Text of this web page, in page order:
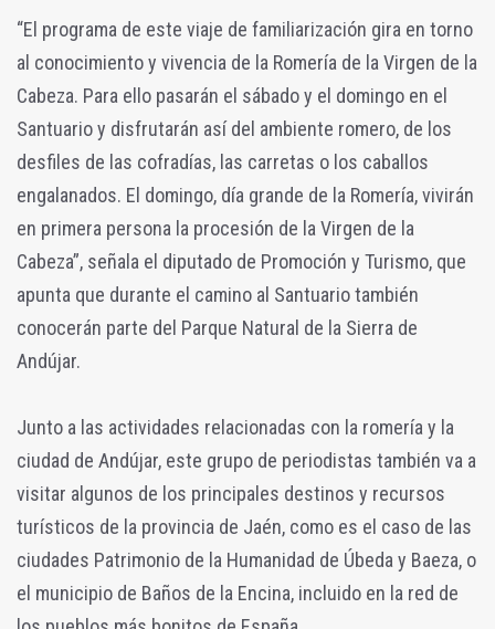
“El programa de este viaje de familiarización gira en torno
al conocimiento y vivencia de la Romería de la Virgen de la
Cabeza. Para ello pasarán el sábado y el domingo en el
Santuario y disfrutarán así del ambiente romero, de los
desfiles de las cofradías, las carretas o los caballos
engalanados. El domingo, día grande de la Romería, vivirán
en primera persona la procesión de la Virgen de la
Cabeza”, señala el diputado de Promoción y Turismo, que
apunta que durante el camino al Santuario también
conocerán parte del Parque Natural de la Sierra de
Andújar.
Junto a las actividades relacionadas con la romería y la
ciudad de Andújar, este grupo de periodistas también va a
visitar algunos de los principales destinos y recursos
turísticos de la provincia de Jaén, como es el caso de las
ciudades Patrimonio de la Humanidad de Úbeda y Baeza, o
el municipio de Baños de la Encina, incluido en la red de